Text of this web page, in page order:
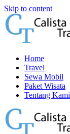
Skip to content
Home
Travel
Sewa Mobil
Paket Wisata
Tentang Kami